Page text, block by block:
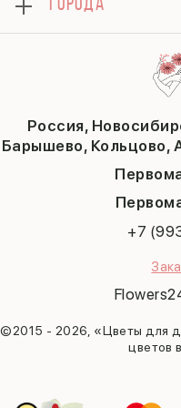
Россия,
Барышево, Кольцово,
+7
©2015 - 2026, «Цветы для
цветов
Политика
Публичная оферта
Тюльпаны
День учителя
Пасха
9 мая
ГОРОДА